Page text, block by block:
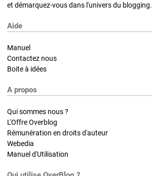
et démarquez-vous dans l'univers du blogging.
Aide
Manuel
Contactez nous
Boite à idées
A propos
Qui sommes nous ?
L'Offre Overblog
Rémunération en droits d'auteur
Webedia
Manuel d'Utilisation